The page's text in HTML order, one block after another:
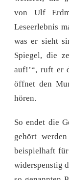
von Ulf
Leseerlebnis
was er sieht
Spiegel, die
auf!’“, ruft er
öffnet den
hören.
So endet die
gehört
beispielhaft
widerspenstig